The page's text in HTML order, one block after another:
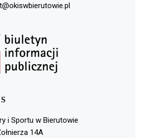
i Sportu w Bierutowie
14A